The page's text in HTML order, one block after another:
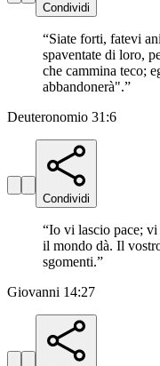
Condividi
“Siate forti, fatevi
spaventate di loro,
che cammina teco;
abbandonerà".”
Deuteronomio 31:6
Condividi
“Io vi lascio pace;
il mondo dà. Il
sgomenti.”
Giovanni 14:27